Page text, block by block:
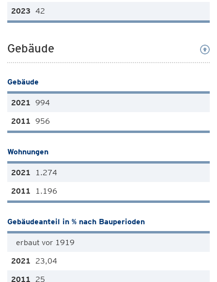
42
Gebäude
Gebäude
994
956
Wohnungen
1.274
1.196
Gebäudeanteil in % nach Bauperioden
erbaut vor 1919
23,04
25